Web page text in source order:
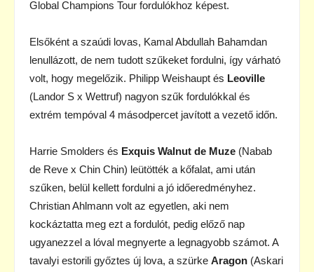
Global Champions Tour fordulókhoz képest.
Elsőként a szaúdi lovas, Kamal Abdullah Bahamdan
lenullázott, de nem tudott szűkeket fordulni, így várható
volt, hogy megelőzik. Philipp Weishaupt és Leoville
(Landor S x Wettruf) nagyon szűk fordulókkal és
extrém tempóval 4 másodpercet javított a vezető időn.
Harrie Smolders és Exquis Walnut de Muze (Nabab
de Reve x Chin Chin) leütötték a kőfalat, ami után
szűken, belül kellett fordulni a jó időeredményhez.
Christian Ahlmann volt az egyetlen, aki nem
kockáztatta meg ezt a fordulót, pedig előző nap
ugyanezzel a lóval megnyerte a legnagyobb számot. A
tavalyi estorili győztes új lova, a szürke Aragon (Askari